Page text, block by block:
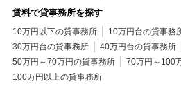
賃料で貸事務所を探す
10万円以下の貸事務所 10万円台の貸事務
30万円台の貸事務所
40万円台の貸事務所
50万円～70万円の貸事務所
70万円～100
100万円以上の貸事務所